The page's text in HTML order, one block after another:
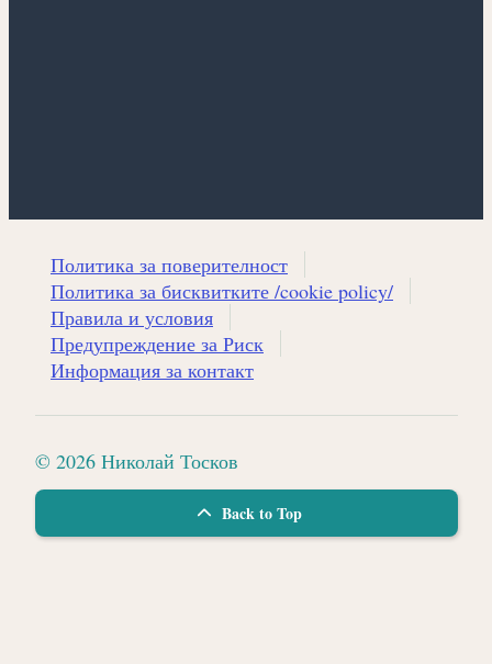
Политика за поверителност
Политика за бисквитките /cookie policy/
Правила и условия
Предупреждение за Риск
Информация за контакт
© 2026 Николай Тосков
Back to Top